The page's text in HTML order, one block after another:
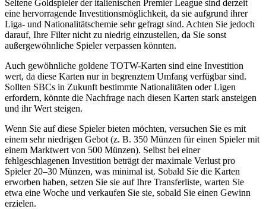
Seltene Goldspieler der italienischen Premier League sind derzeit
eine hervorragende Investitionsmöglichkeit, da sie aufgrund ihrer
Liga- und Nationalitätschemie sehr gefragt sind. Achten Sie jedoch
darauf, Ihre Filter nicht zu niedrig einzustellen, da Sie sonst
außergewöhnliche Spieler verpassen könnten.
Auch gewöhnliche goldene TOTW-Karten sind eine Investition
wert, da diese Karten nur in begrenztem Umfang verfügbar sind.
Sollten SBCs in Zukunft bestimmte Nationalitäten oder Ligen
erfordern, könnte die Nachfrage nach diesen Karten stark ansteigen
und ihr Wert steigen.
Wenn Sie auf diese Spieler bieten möchten, versuchen Sie es mit
einem sehr niedrigen Gebot (z. B. 350 Münzen für einen Spieler mit
einem Marktwert von 500 Münzen). Selbst bei einer
fehlgeschlagenen Investition beträgt der maximale Verlust pro
Spieler 20–30 Münzen, was minimal ist. Sobald Sie die Karten
erworben haben, setzen Sie sie auf Ihre Transferliste, warten Sie
etwa eine Woche und verkaufen Sie sie, sobald Sie einen Gewinn
erzielen.